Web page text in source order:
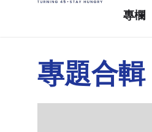
專欄
專題合輯